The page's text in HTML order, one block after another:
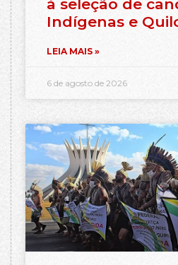
à seleção de
Indígenas e
LEIA MAIS »
6 de agosto de 2026